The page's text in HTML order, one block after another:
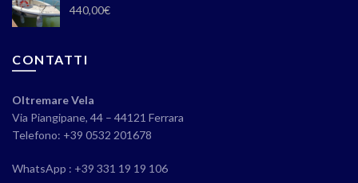
440,00€
CONTATTI
Oltremare Vela
Via Piangipane, 44 – 44121 Ferrara
Telefono: +39 0532 201678
WhatsApp : +39 331 19 19 106